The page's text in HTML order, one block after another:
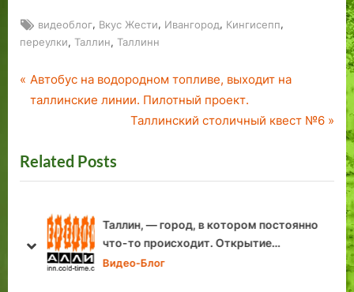
Tags:
видеоблог, Вкус Жести, Ивангород, Кингисепп,
переулки, Таллин, Таллинн
Навигация
P
r
i
o
P
Автобус на водородном топливе, выходит на
таллинские линии. Пилотный проект.
N
t
o
s
t
Таллинский столичный квест №6
Related Posts
Таллин, — город, в котором постоянно
что-то происходит. Открытие
собственного видео-блога.
Видео-Блог
prev
next